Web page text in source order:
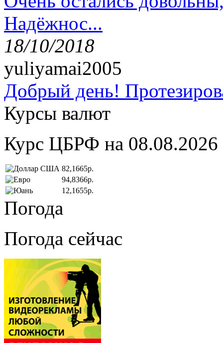
Надёжнос...
18/10/2018
yuliyamai2005
Добрый день!
Курсы валют
Курс ЦБРФ на 08.08.2026
82,1665р.
94,8366р.
12,1655р.
Погода
Погода сейчас